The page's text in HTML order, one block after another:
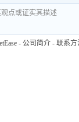
点或证实其描述
- 公司简介 - 联系方